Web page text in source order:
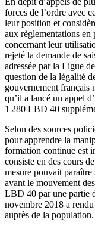
forces de l’ordre avec
leur position et
aux règlementations
concernant leur
rejeté la demande de
adressée par la Ligue
question de la légalité
gouvernement français
qu’il a lancé un appel
1 280 LBD 40
Selon des sources
pour apprendre la
formation continue est
consiste en des cours
mesure pouvait
avant le mouvement
LBD 40 par une partie
novembre 2018 a
auprès de la population.